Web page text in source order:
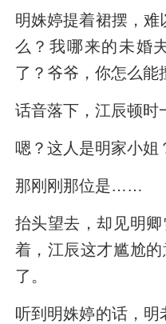
明姝婷提着裙摆，难
么？我哪来的未婚
了？爷爷，你怎么能
话音落下，江辰顿时
嗯？这人是明家小姐
那刚刚那位是……
抬头望去，却见明
着，江辰这才尴尬
了。
听到明姝婷的话，明